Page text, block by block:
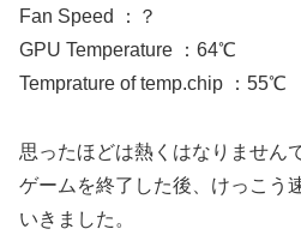
Fan Speed ：？
GPU Temperature ：64℃
Temprature of temp.chip ：55℃
思ったほどは熱くはなりません
ゲームを終了した後、けっこう
いきました。